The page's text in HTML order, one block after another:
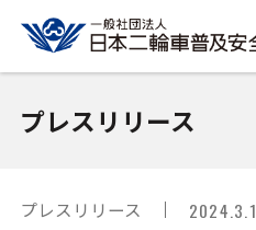
プレスリリース
プレスリリース 2024.3.1